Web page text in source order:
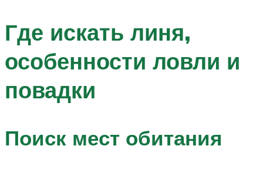
Где искать линя,
особенности ловли и
повадки
Поиск мест обитания